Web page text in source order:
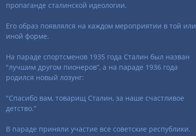
пропаганде сталинской идеологии.
Его образ появлялся на каждом мероприятии в той или
иной форме.
На параде спортсменов 1935 года Сталин был назван
"лучшим другом пионеров”, а на параде 1936 года
родился новый лозунг:
"Спасибо вам, товарищ Сталин, за наше счастливое
детство.”
В параде приняли участие все советские республики.